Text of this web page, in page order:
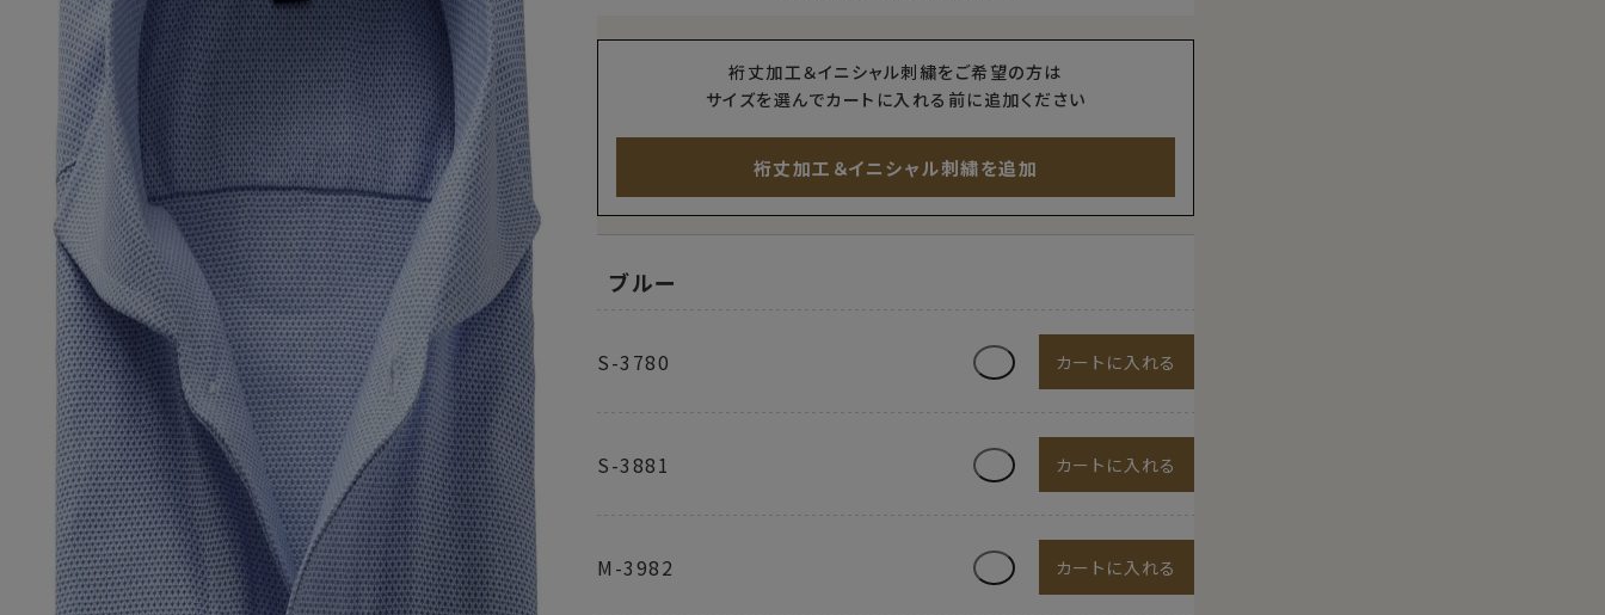
裄丈加工＆イニシャル刺繍をご希望の方は
サイズを選んでカートに入れる前に追加ください
裄丈加工＆イニシャル刺繍を追加
ブルー
S-3780 カートに入れる
S-3881 カートに入れる
M-3982 カートに入れる